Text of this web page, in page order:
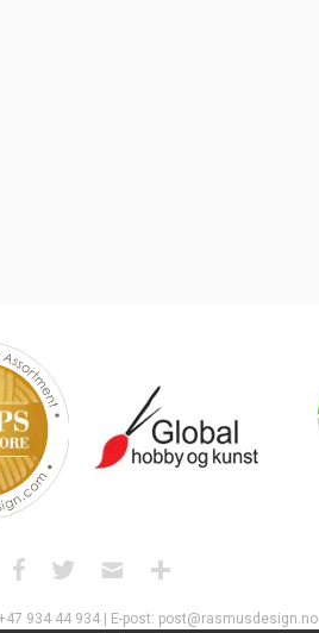
934 44 934 | E-post: post@rasmusdesign.no